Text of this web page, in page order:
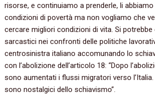
risorse, e continuiamo a prenderle, li
condizioni di povertà ma non vogliamo che
cercare migliori condizioni di vita. Si potrebbe
sarcastici nei confronti delle politiche
centrosinistra italiano accomunando lo
con l’abolizione dell’articolo 18: “Dopo
sono aumentati i flussi migratori verso
sono nostalgici dello schiavismo”.